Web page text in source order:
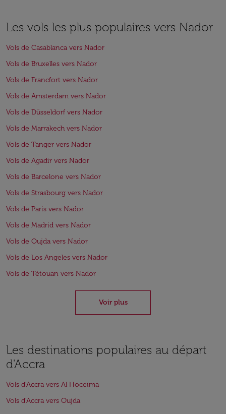
Les vols les plus populaires vers Nador
Vols de Casablanca vers Nador
Vols de Bruxelles vers Nador
Vols de Francfort vers Nador
Vols de Amsterdam vers Nador
Vols de Düsseldorf vers Nador
Vols de Marrakech vers Nador
Vols de Tanger vers Nador
Vols de Agadir vers Nador
Vols de Barcelone vers Nador
Vols de Strasbourg vers Nador
Vols de Paris vers Nador
Vols de Madrid vers Nador
Vols de Oujda vers Nador
Vols de Los Angeles vers Nador
Vols de Tétouan vers Nador
Voir plus
Les destinations populaires au départ
d'Accra
Vols d'Accra vers Al Hoceïma
Vols d'Accra vers Oujda